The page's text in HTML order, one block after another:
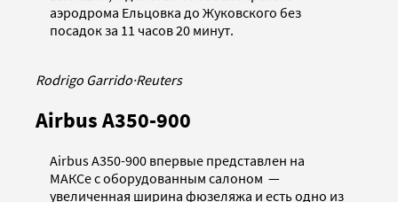
аэродрома Ельцовка до Жуковского без
посадок за 11 часов 20 минут.
Rodrigo Garrido·Reuters
Airbus A350-900
Airbus A350-900 впервые представлен на
МАКСе с оборудованным салоном —
увеличенная ширина фюзеляжа и есть одно из